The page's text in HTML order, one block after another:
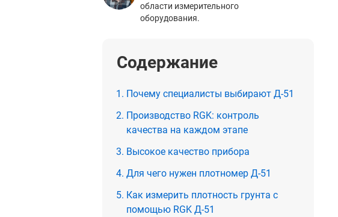
области измерительного
оборудования.
Содержание
Почему специалисты выбирают Д-51
Производство RGK: контроль
качества на каждом этапе
Высокое качество прибора
Для чего нужен плотномер Д-51
Как измерить плотность грунта с
помощью RGK Д-51